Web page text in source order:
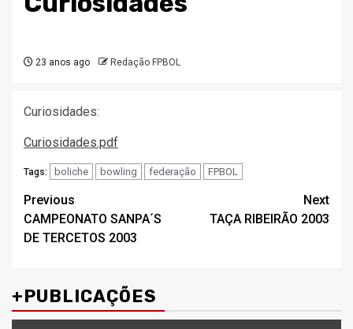
23 anos ago Redação FPBOL
Curiosidades:
Curiosidades.pdf
Tags: boliche bowling federação FPBOL
Post
navigation
Previous
CAMPEONATO SANPA´S
DE TERCETOS 2003
Next
TAÇA RIBEIRÃO 2003
+PUBLICAÇÕES